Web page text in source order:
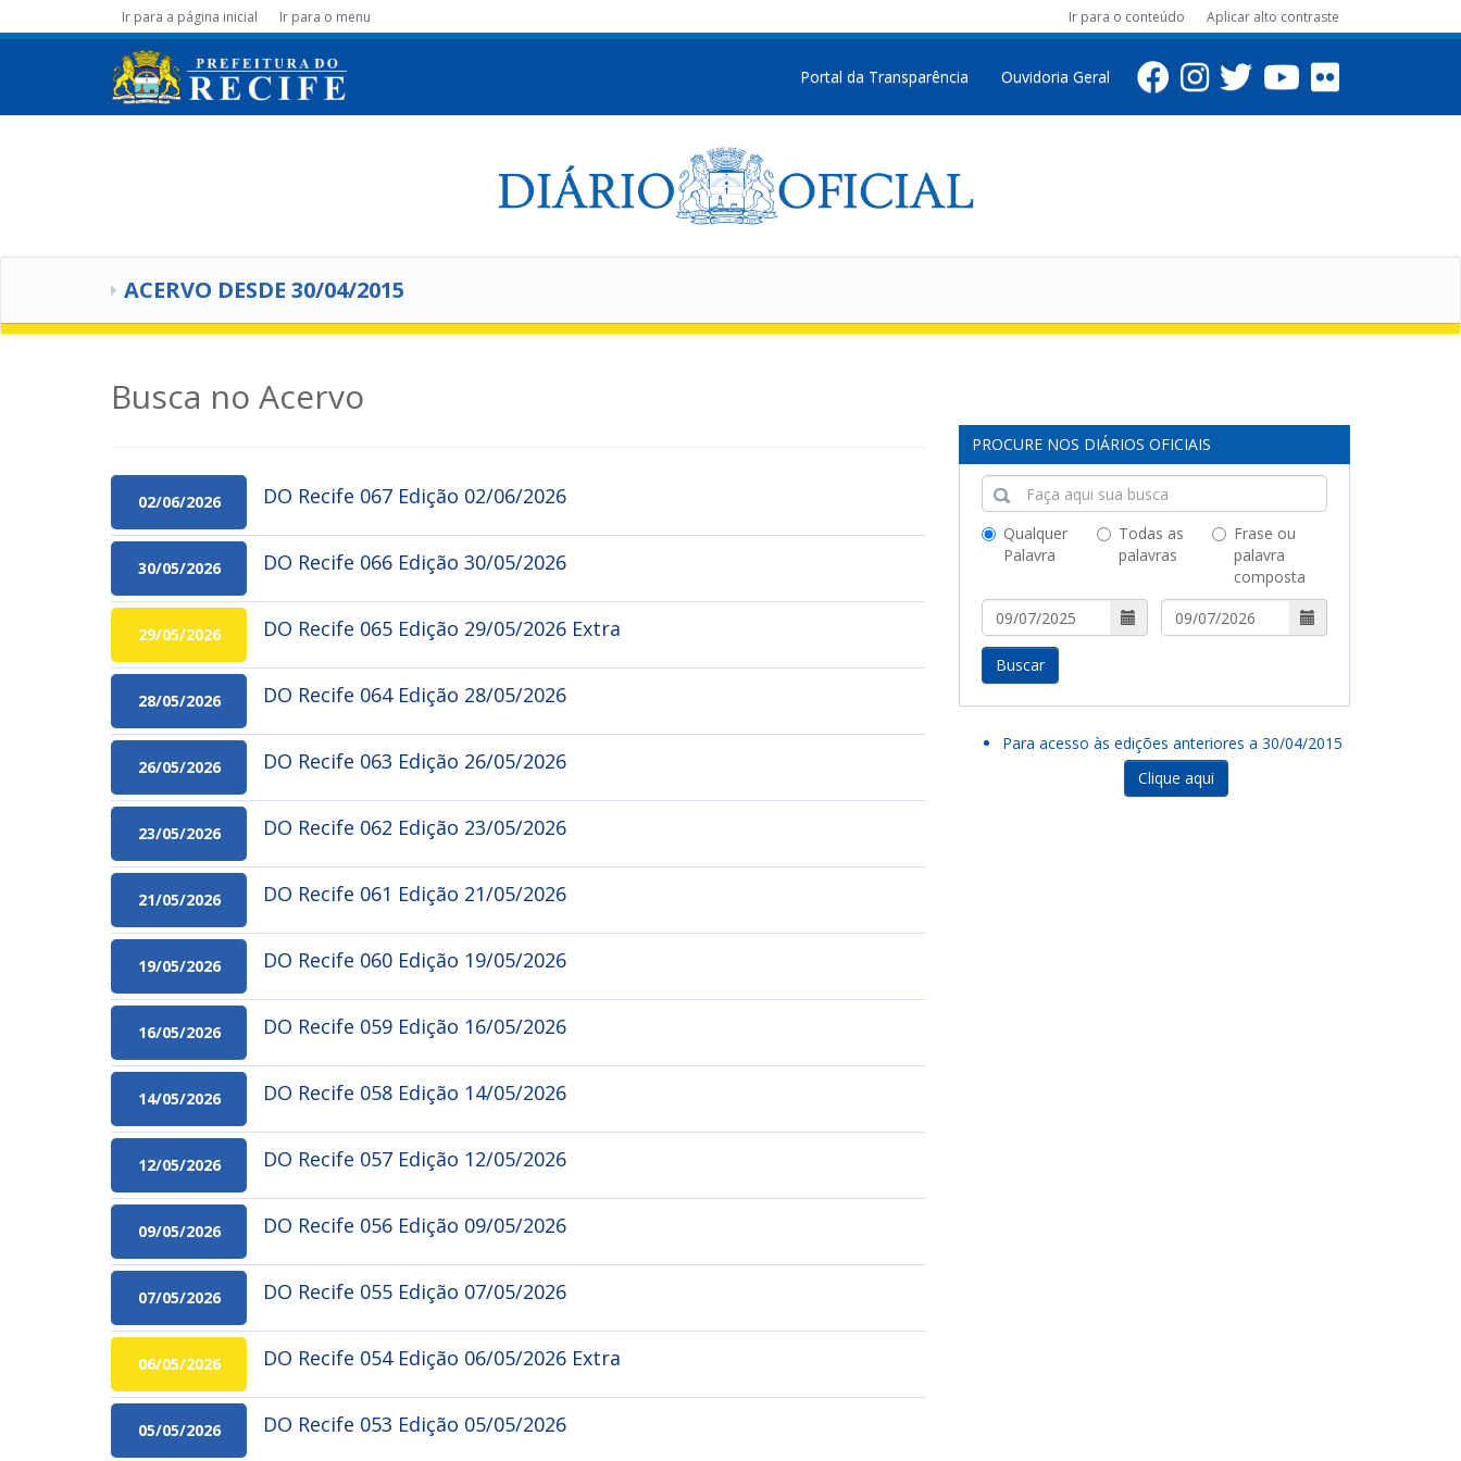
Ir para a página inicial Ir para o menu Ir para o conteúdo Aplicar alto contraste
Portal da Transparência Ouvidoria Geral
ACERVO DESDE 30/04/2015
Busca no Acervo
02/06/2026 DO Recife 067 Edição 02/06/2026
30/05/2026 DO Recife 066 Edição 30/05/2026
29/05/2026 DO Recife 065 Edição 29/05/2026 Extra
28/05/2026 DO Recife 064 Edição 28/05/2026
26/05/2026 DO Recife 063 Edição 26/05/2026
23/05/2026 DO Recife 062 Edição 23/05/2026
21/05/2026 DO Recife 061 Edição 21/05/2026
19/05/2026 DO Recife 060 Edição 19/05/2026
16/05/2026 DO Recife 059 Edição 16/05/2026
14/05/2026 DO Recife 058 Edição 14/05/2026
12/05/2026 DO Recife 057 Edição 12/05/2026
09/05/2026 DO Recife 056 Edição 09/05/2026
07/05/2026 DO Recife 055 Edição 07/05/2026
06/05/2026 DO Recife 054 Edição 06/05/2026 Extra
05/05/2026 DO Recife 053 Edição 05/05/2026
PROCURE NOS DIÁRIOS OFICIAIS
Qualquer
Palavra
Todas as
palavras
Frase ou
palavra
composta
Buscar
Para acesso às edições anteriores a 30/04/2015
Clique aqui